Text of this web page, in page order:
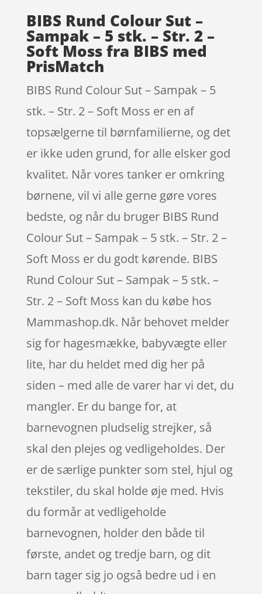
BIBS Rund Colour Sut –
Sampak – 5 stk. – Str. 2 –
Soft Moss fra BIBS med
PrisMatch
BIBS Rund Colour Sut – Sampak – 5
stk. – Str. 2 – Soft Moss er en af
topsælgerne til børnfamilierne, og det
er ikke uden grund, for alle elsker god
kvalitet. Når vores tanker er omkring
børnene, vil vi alle gerne gøre vores
bedste, og når du bruger BIBS Rund
Colour Sut – Sampak – 5 stk. – Str. 2 –
Soft Moss er du godt kørende. BIBS
Rund Colour Sut – Sampak – 5 stk. –
Str. 2 – Soft Moss kan du købe hos
Mammashop.dk. Når behovet melder
sig for hagesmække, babyvægte eller
lite, har du heldet med dig her på
siden – med alle de varer har vi det, du
mangler. Er du bange for, at
barnevognen pludselig strejker, så
skal den plejes og vedligeholdes. Der
er de særlige punkter som stel, hjul og
tekstiler, du skal holde øje med. Hvis
du formår at vedligeholde
barnevognen, holder den både til
første, andet og tredje barn, og dit
barn tager sig jo også bedre ud i en